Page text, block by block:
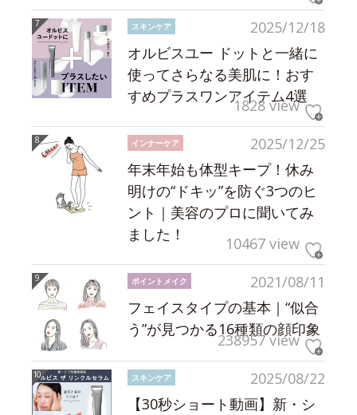
2025/12/18
スキンケア
オルビスユー ドットと一緒に
使ってさらなる美肌に！おす
すめプラスワンアイテム4選
1828 view
2025/12/25
インナーケア
年末年始も体型キープ！休み
明けの“ドキッ”を防ぐ3つのヒ
ント｜美容のプロに聞いてみ
ました！
10467 view
2021/08/11
ポイントメイク
フェイスタイプの基本｜“似合
う”が見つかる16種類の顔印象
238957 view
2025/08/22
スキンケア
【30秒ショート動画】新・シ